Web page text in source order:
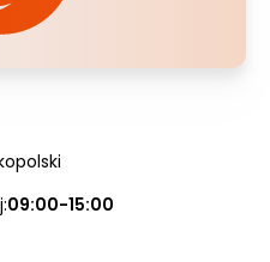
09:00-15:00